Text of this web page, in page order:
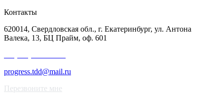
Контакты
620014, Свердловская обл., г. Екатеринбург, ул. Антона
Валека, 13, БЦ Прайм, оф. 601
progress.tdd@mail.ru
Перезвоните мне